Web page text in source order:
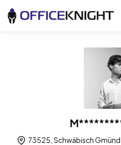
73525, Schwäbisch